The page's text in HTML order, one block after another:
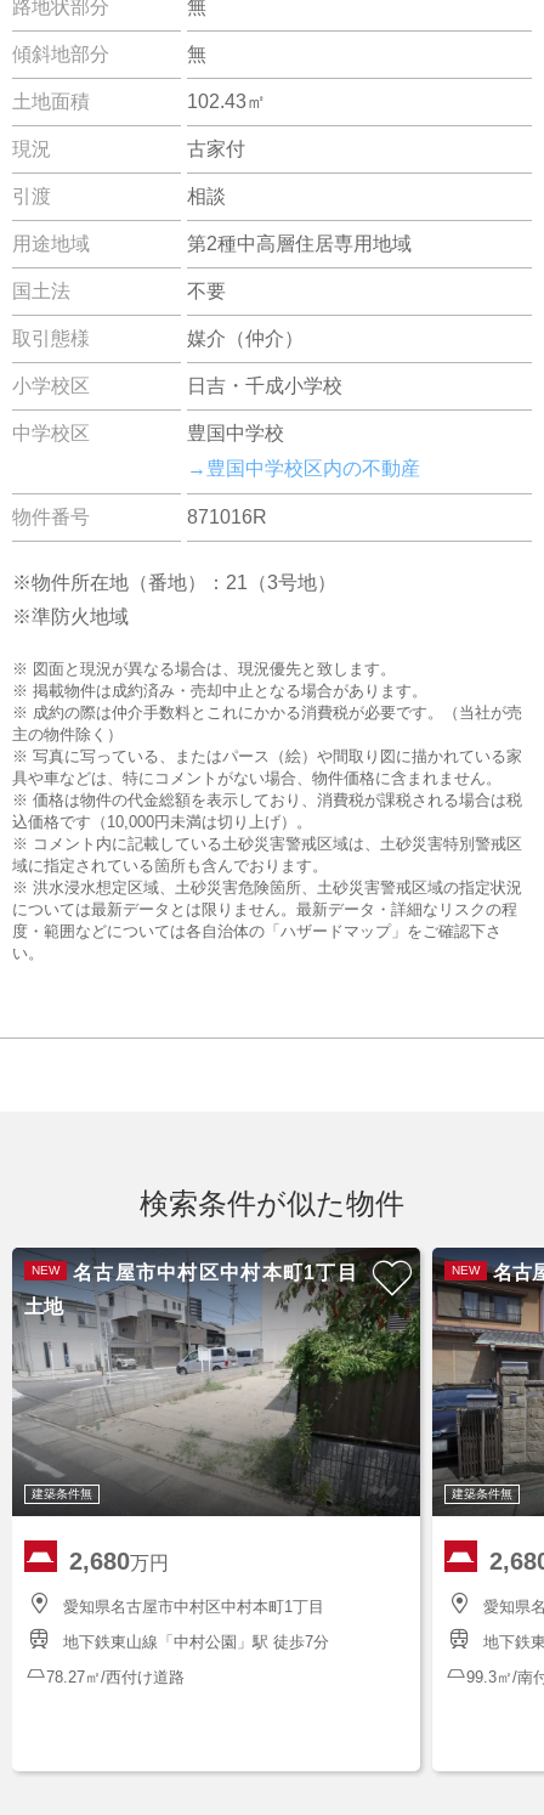
路地状部分 無
傾斜地部分 無
土地面積 102.43㎡
現況 古家付
引渡 相談
用途地域 第2種中高層住居専用地域
国土法 不要
取引態様 媒介（仲介）
小学校区 日吉・千成小学校
中学校区
豊国中学校
→豊国中学校区内の不動産
物件番号 871016R
※物件所在地（番地）：21（3号地）
※準防火地域
※ 図面と現況が異なる場合は、現況優先と致します。
※ 掲載物件は成約済み・売却中止となる場合があります。
※ 成約の際は仲介手数料とこれにかかる消費税が必要です。（当社が売
主の物件除く）
※ 写真に写っている、またはパース（絵）や間取り図に描かれている家
具や車などは、特にコメントがない場合、物件価格に含まれません。
※ 価格は物件の代金総額を表示しており、消費税が課税される場合は税
込価格です（10,000円未満は切り上げ）。
※ コメント内に記載している土砂災害警戒区域は、土砂災害特別警戒区
域に指定されている箇所も含んでおります。
※ 洪水浸水想定区域、土砂災害危険箇所、土砂災害警戒区域の指定状況
については最新データとは限りません。最新データ・詳細なリスクの程
度・範囲などについては各自治体の「ハザードマップ」をご確認下さ
い。
検索条件が似た物件
NEW
名古屋市中村区中村本町1丁目
土地
建築条件無
2,680万円
愛知県名古屋市中村区中村本町1丁目
地下鉄東山線「中村公園」駅 徒歩7分
78.27㎡/西付け道路
NEW 名古
建築条件無
愛知県
地下鉄
99.3㎡/南